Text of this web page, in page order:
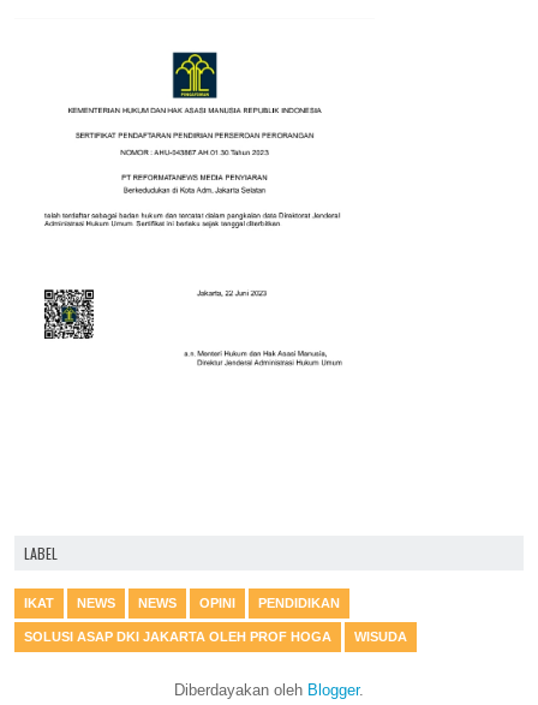
LABEL
IKAT NEWS NEWS OPINI PENDIDIKAN
SOLUSI ASAP DKI JAKARTA OLEH PROF HOGA WISUDA
Diberdayakan oleh Blogger.